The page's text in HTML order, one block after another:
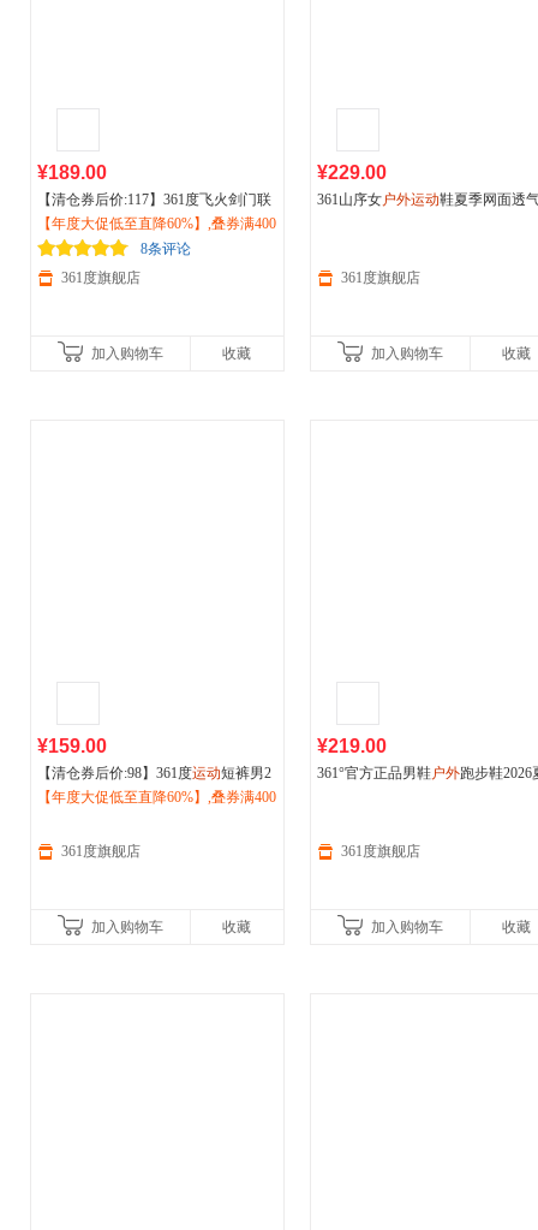
¥189.00
【清仓券后价:117】361度飞火剑门联
名越野跑鞋女网面透气运动鞋缓震耐
磨户外徒步鞋682522208
【年度大促低至直降60%】,叠券满400
减150/600减230,立即抢购！
8条评论
361度旗舰店
加入购物车 收藏
¥229.00
361山序女户外运动鞋夏季网面透
361度旗舰店
加入购物车 收藏
¥159.00
【清仓券后价:98】361度运动短裤男2
026夏季新款针织短裤透气网眼篮球户
【年度大促低至直降60%】,叠券满400
361度旗舰店
加入购物车 收藏
¥219.00
361°官方正品男鞋户外跑步鞋2026
361度旗舰店
加入购物车 收藏